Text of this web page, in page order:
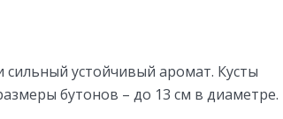
устойчивый аромат. Кусты
бутонов – до 13 см в диаметре.